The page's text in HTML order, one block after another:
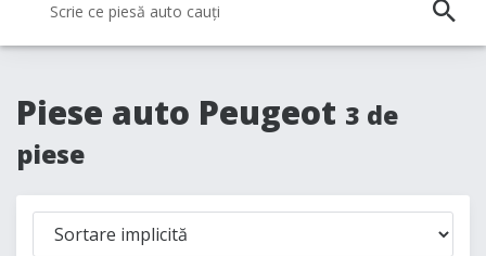
Piese auto Peugeot 3 de
piese